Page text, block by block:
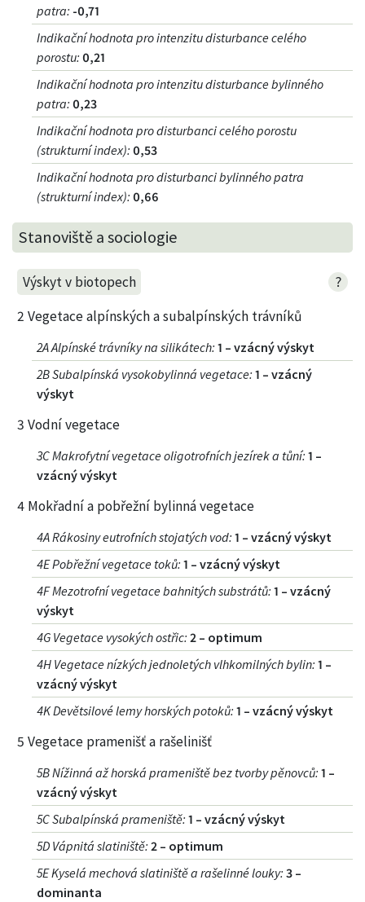
patra: -0,71
Indikační hodnota pro intenzitu disturbance celého
porostu: 0,21
Indikační hodnota pro intenzitu disturbance bylinného
patra: 0,23
Indikační hodnota pro disturbanci celého porostu
(strukturní index): 0,53
Indikační hodnota pro disturbanci bylinného patra
(strukturní index): 0,66
Stanoviště a sociologie
Výskyt v biotopech ?
2 Vegetace alpínských a subalpínských trávníků
2A Alpínské trávníky na silikátech: 1 – vzácný výskyt
2B Subalpínská vysokobylinná vegetace: 1 – vzácný
výskyt
3 Vodní vegetace
3C Makrofytní vegetace oligotrofních jezírek a tůní: 1 –
vzácný výskyt
4 Mokřadní a pobřežní bylinná vegetace
4A Rákosiny eutrofních stojatých vod: 1 – vzácný výskyt
4E Pobřežní vegetace toků: 1 – vzácný výskyt
4F Mezotrofní vegetace bahnitých substrátů: 1 – vzácný
výskyt
4G Vegetace vysokých ostřic: 2 – optimum
4H Vegetace nízkých jednoletých vlhkomilných bylin: 1 –
vzácný výskyt
4K Devětsilové lemy horských potoků: 1 – vzácný výskyt
5 Vegetace pramenišť a rašelinišť
5B Nížinná až horská prameniště bez tvorby pěnovců: 1 –
vzácný výskyt
5C Subalpínská prameniště: 1 – vzácný výskyt
5D Vápnitá slatiniště: 2 – optimum
5E Kyselá mechová slatiniště a rašelinné louky: 3 –
dominanta